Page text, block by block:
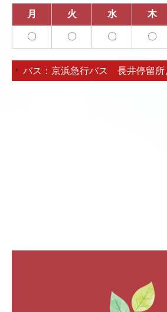
月 火 水 木
〇 〇 〇 〇
バス：京浜急行バス 長井停留所